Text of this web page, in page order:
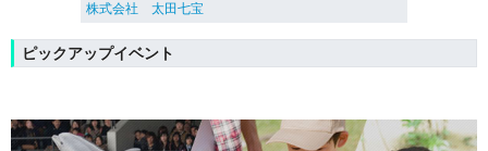
株式会社 太田七宝
ピックアップイベント